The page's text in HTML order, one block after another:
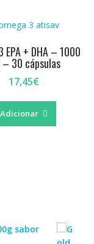
EPA + DHA – 1000
30 cápsulas
17,45€
Adicionar
sabor